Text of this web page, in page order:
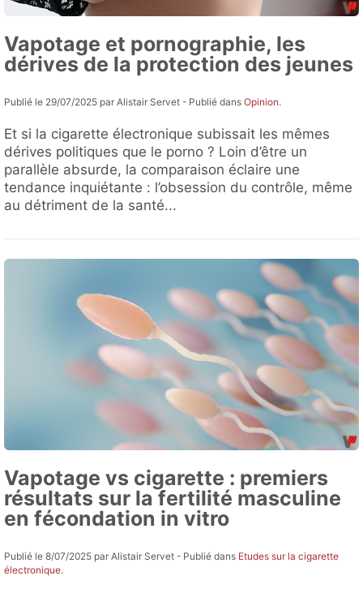
Vapotage et pornographie, les
dérives de la protection des jeunes
Publié le 29/07/2025 par Alistair Servet - Publié dans Opinion.
Et si la cigarette électronique subissait les mêmes
dérives politiques que le porno ? Loin d’être un
parallèle absurde, la comparaison éclaire une
tendance inquiétante : l’obsession du contrôle, même
au détriment de la santé...
Vapotage vs cigarette : premiers
résultats sur la fertilité masculine
en fécondation in vitro
Publié le 8/07/2025 par Alistair Servet - Publié dans Etudes sur la cigarette
électronique.